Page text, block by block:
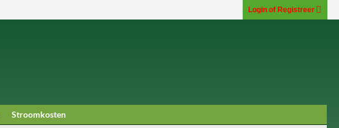
Login of Registreer
Stroomkosten